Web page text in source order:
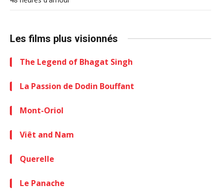
Les films plus visionnés
The Legend of Bhagat Singh
La Passion de Dodin Bouffant
Mont-Oriol
Viêt and Nam
Querelle
Le Panache